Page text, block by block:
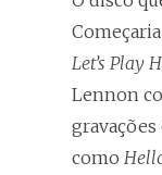
Let’s Play
Lennon
gravações
como